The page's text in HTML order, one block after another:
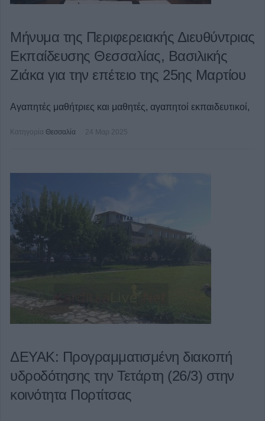
Μήνυμα της Περιφερειακής Διευθύντριας
Εκπαίδευσης Θεσσαλίας, Βασιλικής
Ζιάκα για την επέτειο της 25ης Μαρτίου
Αγαπητές μαθήτριες και μαθητές, αγαπητοί εκπαιδευτικοί,
Κατηγορία Θεσσαλία 24 Μαρ 2025
ΔΕΥΑΚ: Προγραμματισμένη διακοπή
υδροδότησης την Τετάρτη (26/3) στην
κοινότητα Πορτίτσας